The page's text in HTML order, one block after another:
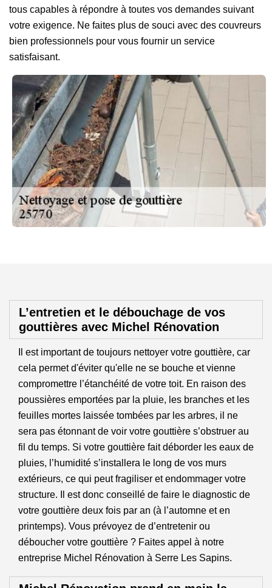
tous capables à répondre à toutes vos demandes suivant
votre exigence. Ne faites plus de souci avec des couvreurs
bien professionnels pour vous fournir un service
satisfaisant.
L’entretien et le débouchage de vos
gouttières avec Michel Rénovation
Il est important de toujours nettoyer votre gouttière, car
cela permet d'éviter qu'elle ne se bouche et vienne
compromettre l’étanchéité de votre toit. En raison des
poussières emportées par la pluie, les branches et les
feuilles mortes laissée tombées par les arbres, il ne
sera pas étonnant de voir votre gouttière s’obstruer au
fil du temps. Si votre gouttière fait déborder les eaux de
pluies, l’humidité s’installera le long de vos murs
extérieurs, ce qui peut fragiliser et endommager votre
structure. Il est donc conseillé de faire le diagnostic de
votre gouttière deux fois par an (à l’automne et en
printemps). Vous prévoyez de d’entretenir ou
déboucher votre gouttière ? Faites appel à notre
entreprise Michel Rénovation à Serre Les Sapins.